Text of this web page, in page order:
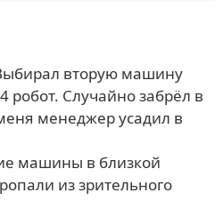
вторую машину
робот. Случайно забрёл в
менеджер усадил в
машины в близкой
из зрительного